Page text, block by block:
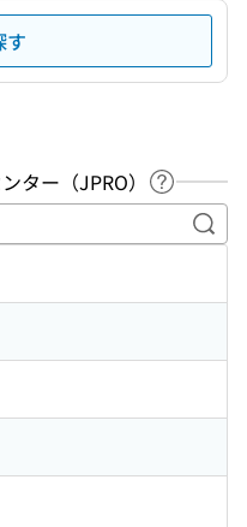
す
ター（JPRO）
ヘルプペ
キ